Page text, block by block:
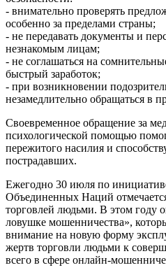
- внимательно проверять
особенно за пределами страны;
- не передавать документы и
незнакомым лицам;
- не соглашаться на
быстрый заработок;
- при возникновении
незамедлительно обращаться в
Своевременное обращение за
психологической помощью
пережитого насилия и
пострадавших.
Ежегодно 30 июля по
Объединенных Наций
торговлей людьми. В этом году
ловушке мошенничества»,
внимание на новую форму
жертв торговли людьми к
всего в сфере онлайн-